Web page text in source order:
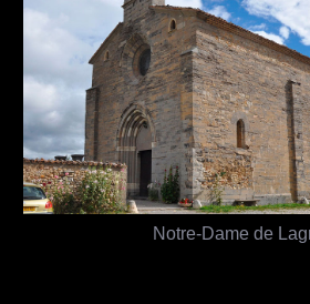
Notre-Dame de